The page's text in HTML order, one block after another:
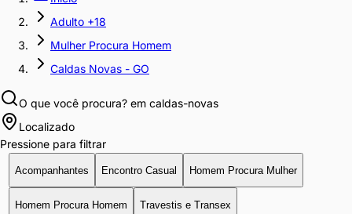
Adulto +18
Mulher Procura Homem
Caldas Novas - GO
O que você procura? em caldas-novas
Localizado
Pressione para filtrar
Acompanhantes Encontro Casual Homem Procura Mulher
Homem Procura Homem Travestis e Transex